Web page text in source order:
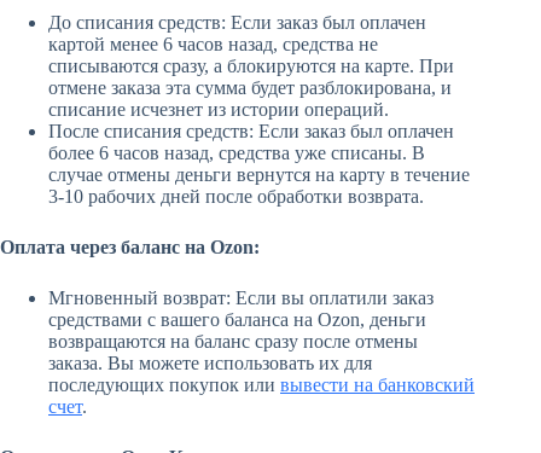
До списания средств: Если заказ был оплачен
картой менее 6 часов назад, средства не
списываются сразу, а блокируются на карте. При
отмене заказа эта сумма будет разблокирована, и
списание исчезнет из истории операций.
После списания средств: Если заказ был оплачен
более 6 часов назад, средства уже списаны. В
случае отмены деньги вернутся на карту в течение
3-10 рабочих дней после обработки возврата.
Оплата через баланс на Ozon:
Мгновенный возврат: Если вы оплатили заказ
средствами с вашего баланса на Ozon, деньги
возвращаются на баланс сразу после отмены
заказа. Вы можете использовать их для
последующих покупок или вывести на банковский
счет.